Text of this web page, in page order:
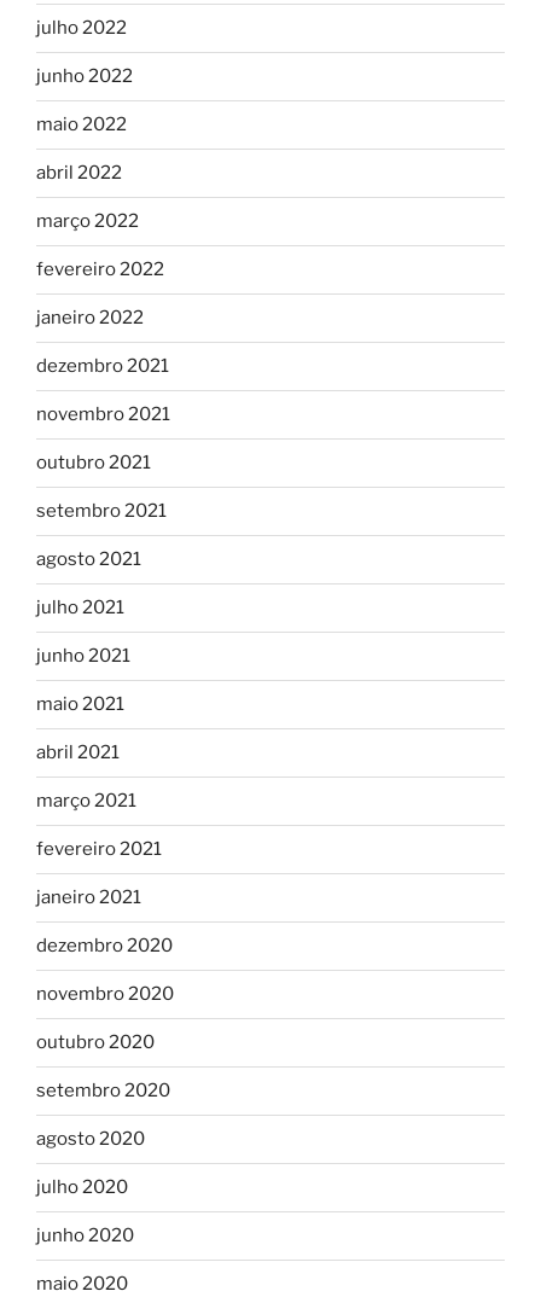
julho 2022
junho 2022
maio 2022
abril 2022
março 2022
fevereiro 2022
janeiro 2022
dezembro 2021
novembro 2021
outubro 2021
setembro 2021
agosto 2021
julho 2021
junho 2021
maio 2021
abril 2021
março 2021
fevereiro 2021
janeiro 2021
dezembro 2020
novembro 2020
outubro 2020
setembro 2020
agosto 2020
julho 2020
junho 2020
maio 2020